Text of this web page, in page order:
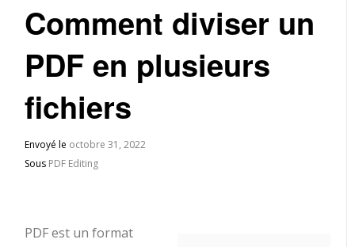
Comment diviser un
PDF en plusieurs
fichiers
Envoyé le octobre 31, 2022
Sous PDF Editing
PDF est un format